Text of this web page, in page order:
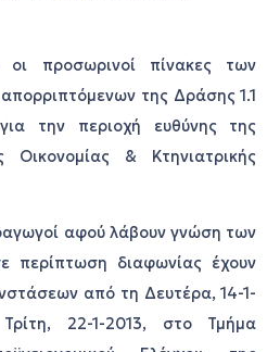
οι προσωρινοί πίνακες των
της Δράσης 1.1
την περιοχή ευθύνης της
Οικονομίας & Κτηνιατρικής
αφού λάβουν γνώση των
περίπτωση διαφωνίας έχουν
από τη Δευτέρα, 14-1-
22-1-2013, στο Τμήμα